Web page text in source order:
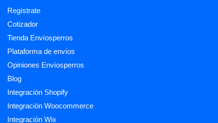
Regístrate
Cotizador
Tienda Envíosperros
Plataforma de envíos
Opiniones Envíosperros
Blog
Integración Shopify
Integración Woocommerce
Integración Wix